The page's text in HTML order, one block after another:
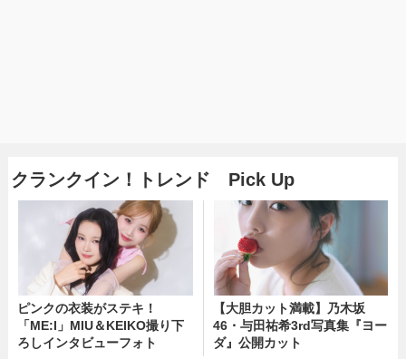
クランクイン！トレンド Pick Up
ピンクの衣装がステキ！
「ME:I」MIU＆KEIKO撮り下
ろしインタビューフォト
【大胆カット満載】乃木坂
46・与田祐希3rd写真集『ヨー
ダ』公開カット